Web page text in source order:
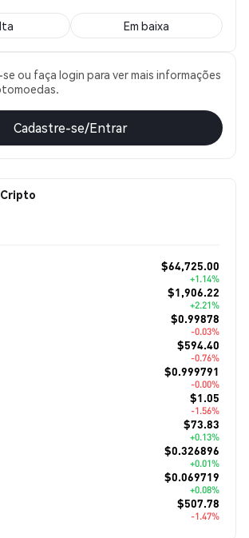
Em baixa
ou faça login para ver mais informações
Cadastre-se/Entrar
$64,725.00
+1.14%
$1,906.22
+2.21%
$0.99878
-0.03%
$594.40
-0.76%
$0.999791
-0.00%
$1.05
-1.56%
$73.83
+0.13%
$0.326896
+0.01%
$0.069719
+0.08%
$507.78
-1.47%